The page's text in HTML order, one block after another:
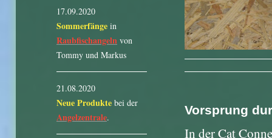
Vorsprung
In der Cat
17.09.2020
Sommerfänge in
Raubfischangeln von
Tommy und Markus
21.08.2020
Neue Produkte bei der
Angelzentrale.